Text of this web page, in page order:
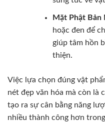
Mặt Phật Bản
hoặc đen để
giúp tâm hồn
thiện.
Việc lựa chọn đúng vật
nét đẹp văn hóa mà còn là
tạo ra sự cân bằng năng
nhiều thành công hơn